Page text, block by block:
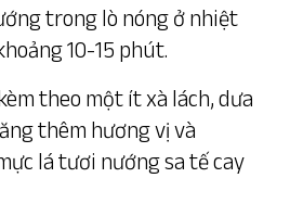
trong lò nóng ở nhiệt
10-15 phút.
theo một ít xà lách, dưa
thêm hương vị và
lá tươi nướng sa tế cay